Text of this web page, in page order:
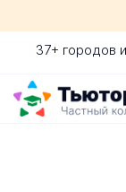
37+ городов